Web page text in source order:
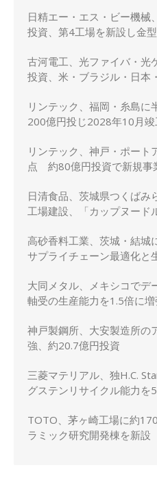
日精エー・エス・ビー機械
投資、第4工場を新設し金
古河電工、光ファイバ・光
投資、米・ブラジル・日本
リンテック、福岡・糸島に
200億円投じ2028年10月
リンテック、神戸・ポート
点 約80億円投資で新規事
日清食品、茨城県つくばみ
工場建設、「カップヌード
高砂香料工業、茨城・結城
サプライチェーン最適化と
大同メタル、メキシコでデ
軸受の生産能力を1.5倍に増
神戸製鋼所、大安製造所の
強、約20.7億円投資
三菱マテリアル、独H.C.
グステンリサイクル能力を
TOTO、茅ヶ崎工場に約
ラミック研究開発棟を新設